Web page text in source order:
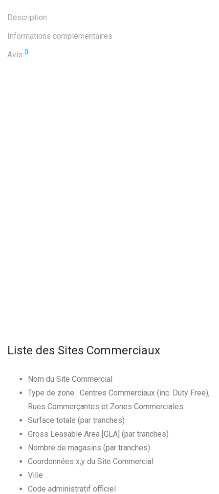
Description
Informations complémentaires
Avis 0
Liste des Sites Commerciaux
Nom du Site Commercial
Type de zone : Centres Commerciaux (inc. Duty Free),
Rues Commerçantes et Zones Commerciales
Surface totale (par tranches)
Gross Leasable Area [GLA] (par tranches)
Nombre de magasins (par tranches)
Coordonnées x,y du Site Commercial
Ville
Code administratif officiel